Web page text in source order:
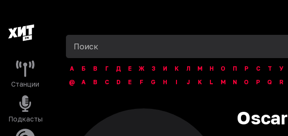
Станции
Подкасты
А Б В Г Д Е Ж З И К Л М Н О П Р С Т У
@
A B C D E F G H I J K L M N O P Q R
Oscar